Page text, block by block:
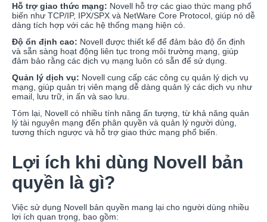
Hỗ trợ giao thức mạng: Novell hỗ trợ các giao thức mạng phổ
biến như TCP/IP, IPX/SPX và NetWare Core Protocol, giúp nó dễ
dàng tích hợp với các hệ thống mạng hiện có.
Độ ổn định cao: Novell được thiết kế để đảm bảo độ ổn định
và sẵn sàng hoạt động liên tục trong môi trường mạng, giúp
đảm bảo rằng các dịch vụ mạng luôn có sẵn để sử dụng.
Quản lý dịch vụ: Novell cung cấp các công cụ quản lý dịch vụ
mạng, giúp quản trị viên mạng dễ dàng quản lý các dịch vụ như
email, lưu trữ, in ấn và sao lưu.
Tóm lại, Novell có nhiều tính năng ấn tượng, từ khả năng quản
lý tài nguyên mạng đến phân quyền và quản lý người dùng,
tương thích ngược và hỗ trợ giao thức mạng phổ biến.
Lợi ích khi dùng Novell bản
quyền là gì?
Việc sử dụng Novell bản quyền mang lại cho người dùng nhiều
lợi ích quan trọng, bao gồm: